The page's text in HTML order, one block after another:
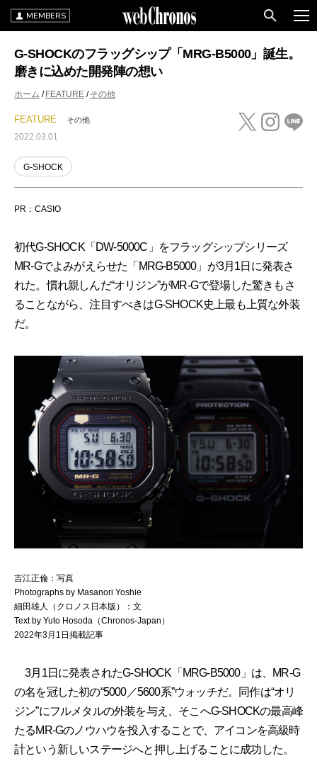
MEMBERS
G-SHOCKのフラッグシップ「MRG-B5000」誕生。
磨きに込めた開発陣の想い
ホーム FEATURE その他
FEATURE その他
2022.03.01
G-SHOCK
PR：CASIO
初代G-SHOCK「DW-5000C」をフラッグシップシリーズ
MR-Gでよみがえらせた「MRG-B5000」が3月1日に発表さ
れた。慣れ親しんだ“オリジン”がMR-Gで登場した驚きもさ
ることながら、注目すべきはG-SHOCK史上最も上質な外装
だ。
吉江正倫：写真
Photographs by Masanori Yoshie
細田雄人（クロノス日本版）：文
Text by Yuto Hosoda（Chronos-Japan）
2022年3月1日掲載記事
3月1日に発表されたG-SHOCK「MRG-B5000」は、MR-G
の名を冠した初の“5000／5600系”ウォッチだ。同作は“オリ
ジン”にフルメタルの外装を与え、そこへG-SHOCKの最高峰
たるMR-Gのノウハウを投入することで、アイコンを高級時
計という新しいステージへと押し上げることに成功した。